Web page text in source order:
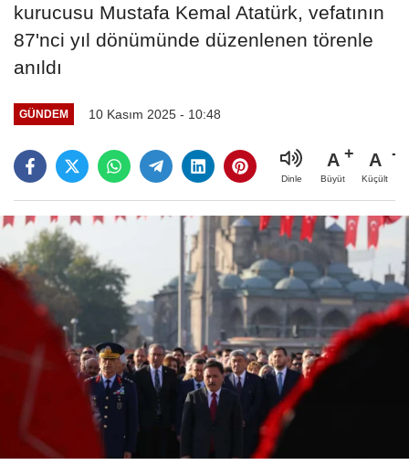
kurucusu Mustafa Kemal Atatürk, vefatının
87'nci yıl dönümünde düzenlenen törenle
anıldı
GÜNDEM 10 Kasım 2025 - 10:48
Dinle
A
Büyüt
A
Küçült